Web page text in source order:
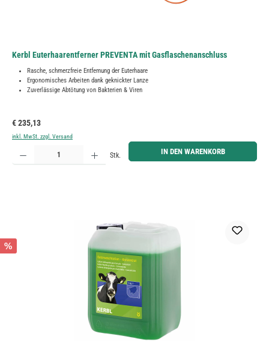
Kerbl Euterhaarentferner PREVENTA mit Gasflaschenanschluss
Rasche, schmerzfreie Entfernung der Euterhaare
Ergonomisches Arbeiten dank geknickter Lanze
Zuverlässige Abtötung von Bakterien & Viren
Regulärer Preis:
€ 235,13
inkl. MwSt. zzgl. Versand
Produkt Anzahl: Gib den gewünschten Wert ein oder benutze die Schaltflächen um die Anzahl zu
Stk. IN DEN WARENKORB
%